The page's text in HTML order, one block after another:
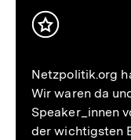
Inhalt
Netzpolitik.org
Wir waren da
Speaker_innen
der wichtigsten